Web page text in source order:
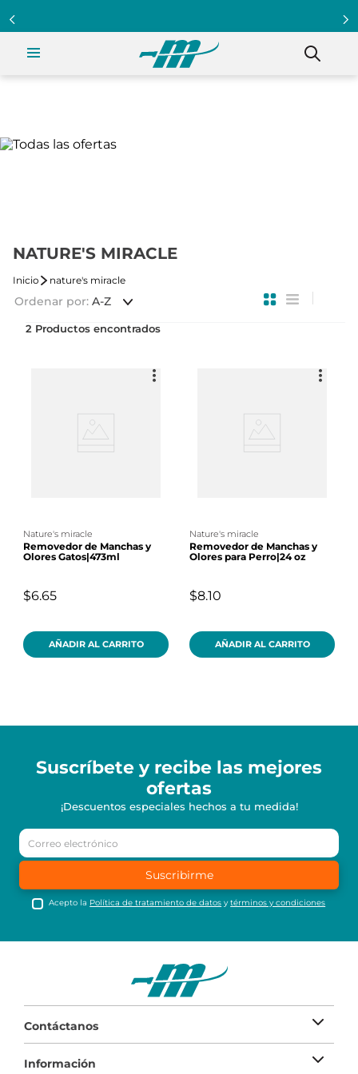
NATURE'S MIRACLE
nature's miracle
Ordenar por A-Z
2
nature's miracle
Removedor de Manchas y
Olores Gatos|473ml
$6.65
AÑADIR AL CARRITO
nature's miracle
Removedor de Manchas y
Olores para Perro|24 oz
$8.10
AÑADIR AL CARRITO
Suscríbete y recibe las mejores
ofertas
¡Descuentos especiales hechos a tu medida!
Suscribirme
Acepto la Política de tratamiento de datos ytérminos y condiciones
Contáctanos
Información